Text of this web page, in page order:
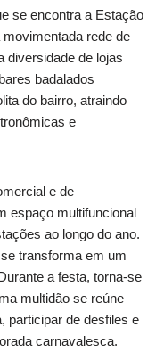
se encontra a Estação
rede de
diversidade de lojas
badalados
do bairro, atraindo
e
e de
espaço multifuncional
ao longo do ano.
transforma em um
a festa, torna-se
multidão se reúne
participar de desfiles e
carnavalesca.